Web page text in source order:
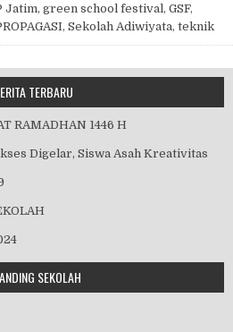
Jatim, green school festival , GSF,
, Sekolah Adiwiyata, teknik
TERBARU
RAMADHAN 1446 H
Digelar, Siswa Asah Kreativitas
SEKOLAH